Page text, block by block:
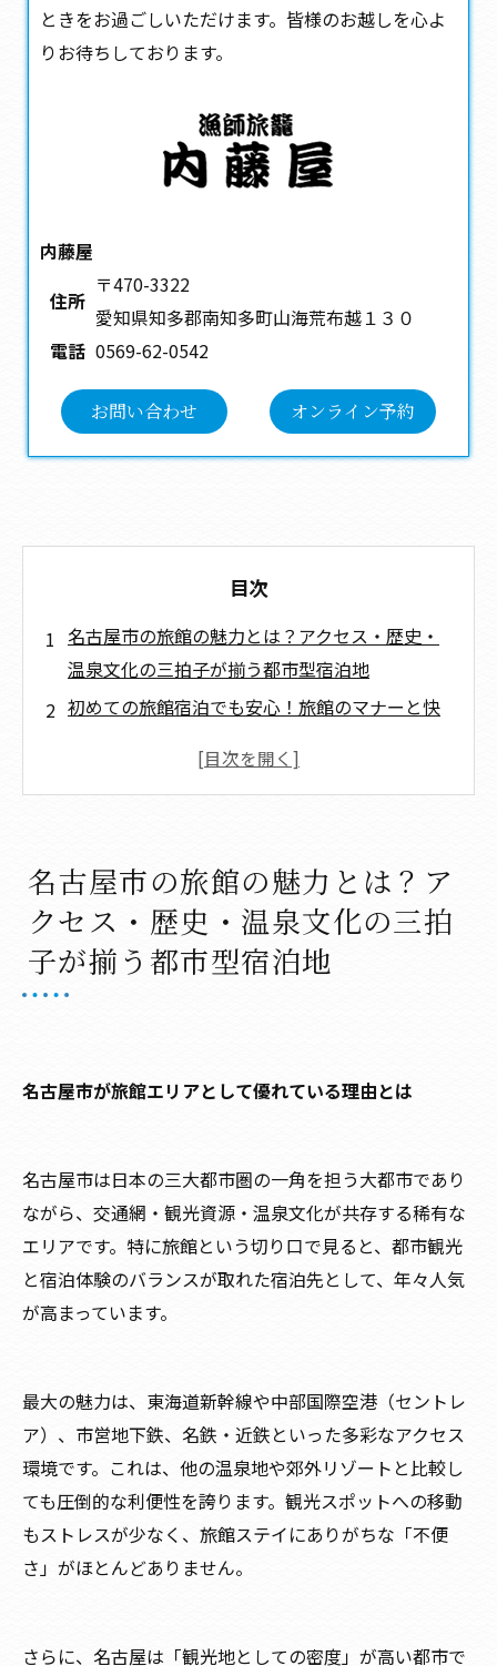
ときをお過ごしいただけます。皆様のお越しを心よ
りお待ちしております。
内藤屋
住所
〒470-3322
愛知県知多郡南知多町山海荒布越１３０
電話 0569-62-0542
お問い合わせ オンライン予約
目次
名古屋市の旅館の魅力とは？アクセス・歴史・
温泉文化の三拍子が揃う都市型宿泊地
初めての旅館宿泊でも安心！旅館のマナーと快
旅館選びで失敗しないために知っておきたいポ
よくある質問
名古屋市について
名古屋市で「内藤屋」が選ばれる理由
旅館の基礎知識
名古屋市の旅館の魅力とは？ア
クセス・歴史・温泉文化の三拍
子が揃う都市型宿泊地
名古屋市が旅館エリアとして優れている理由とは
名古屋市は日本の三大都市圏の一角を担う大都市であり
ながら、交通網・観光資源・温泉文化が共存する稀有な
エリアです。特に旅館という切り口で見ると、都市観光
と宿泊体験のバランスが取れた宿泊先として、年々人気
が高まっています。
最大の魅力は、東海道新幹線や中部国際空港（セントレ
ア）、市営地下鉄、名鉄・近鉄といった多彩なアクセス
環境です。これは、他の温泉地や郊外リゾートと比較し
ても圧倒的な利便性を誇ります。観光スポットへの移動
もストレスが少なく、旅館ステイにありがちな「不便
さ」がほとんどありません。
さらに、名古屋は「観光地としての密度」が高い都市で